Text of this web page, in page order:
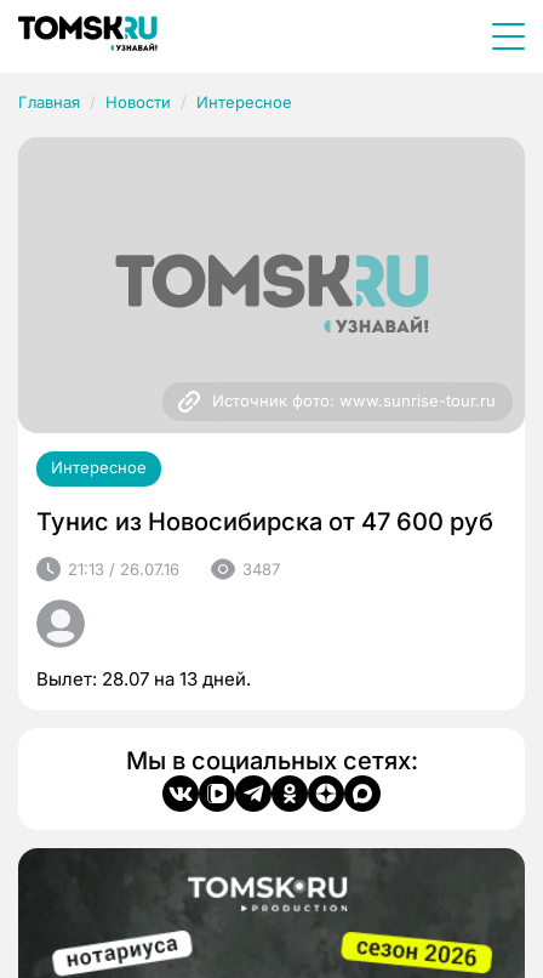
Главная Новости Интересное
Источник фото: www.sunrise-tour.ru
Интересное
Тунис из Новосибирска от 47 600 руб
21:13 / 26.07.16 3487
Вылет: 28.07 на 13 дней.
Мы в социальных сетях: